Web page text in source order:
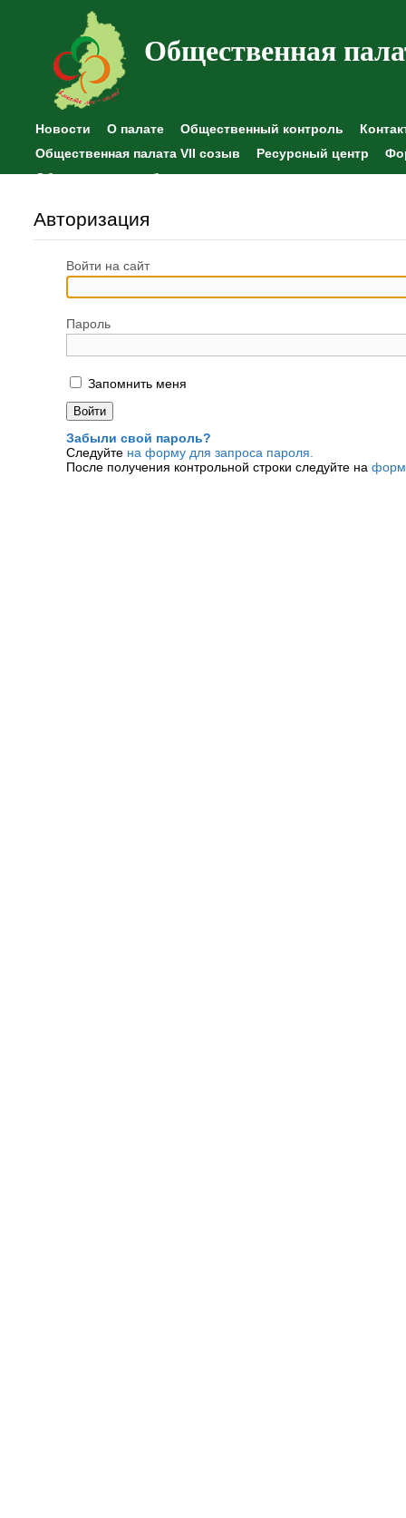
Общественная
Новости О палате Общественный контроль
Общественная палата VII созыв
Ресурсный центр
Общественные наблюдения
Авторизация
Войти на сайт
Пароль
Запомнить меня
Забыли свой пароль?
Следуйте на форму для запроса пароля.
После получения контрольной строки следуйте на